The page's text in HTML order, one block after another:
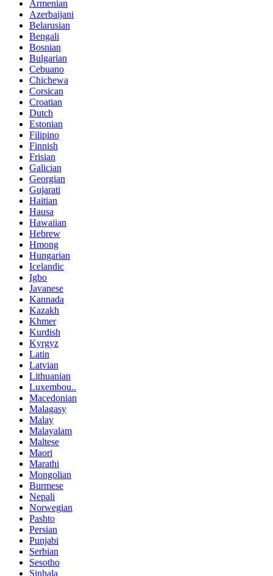
Armenian
Azerbaijani
Belarusian
Bengali
Bosnian
Bulgarian
Cebuano
Chichewa
Corsican
Croatian
Dutch
Estonian
Filipino
Finnish
Frisian
Galician
Georgian
Gujarati
Haitian
Hausa
Hawaiian
Hebrew
Hmong
Hungarian
Icelandic
Igbo
Javanese
Kannada
Kazakh
Khmer
Kurdish
Kyrgyz
Latin
Latvian
Lithuanian
Luxembou..
Macedonian
Malagasy
Malay
Malayalam
Maltese
Maori
Marathi
Mongolian
Burmese
Nepali
Norwegian
Pashto
Persian
Punjabi
Serbian
Sesotho
Sinhala